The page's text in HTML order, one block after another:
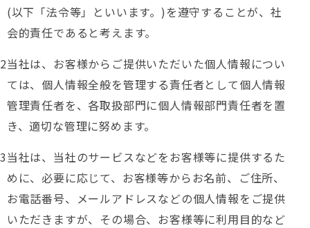
(以下「法令等」といいます。)を遵守することが、社
会的責任であると考えます。
当社は、お客様からご提供いただいた個人情報につい
ては、個人情報全般を管理する責任者として個人情報
管理責任者を、各取扱部門に個人情報部門責任者を置
き、適切な管理に努めます。
当社は、当社のサービスなどをお客様等に提供するた
めに、必要に応じて、お客様等からお名前、ご住所、
お電話番号、メールアドレスなどの個人情報をご提供
いただきますが、その場合、お客様等に利用目的など